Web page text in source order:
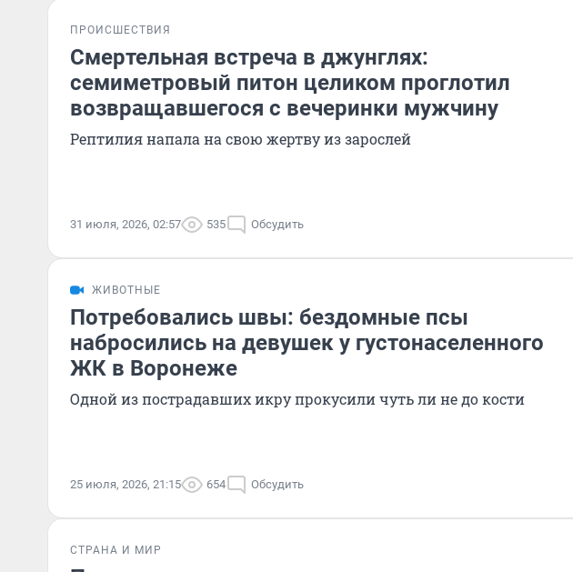
ПРОИСШЕСТВИЯ
Смертельная встреча в джунглях:
семиметровый питон целиком проглотил
возвращавшегося с вечеринки мужчину
Рептилия напала на свою жертву из зарослей
31 июля, 2026, 02:57 535 Обсудить
ЖИВОТНЫЕ
Потребовались швы: бездомные псы
набросились на девушек у густонаселенного
ЖК в Воронеже
Одной из пострадавших икру прокусили чуть ли не до кости
25 июля, 2026, 21:15 654 Обсудить
СТРАНА И МИР